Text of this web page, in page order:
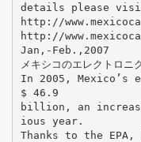
details please
http://
http://
Jan,-Feb.,2007
メキシコのエレクトロニ
In 2005, Mexico’s
$ 46.9
billion, an
ious year.
Thanks to the